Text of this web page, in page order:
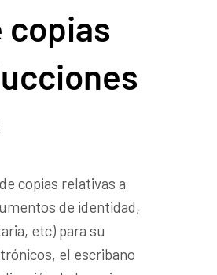
copias relativas a
de identidad,
etc) para su
el escribano